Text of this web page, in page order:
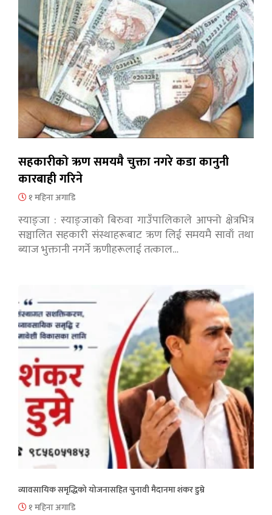
सहकारीको ऋण समयमै चुक्ता नगरे कडा कानुनी
कारबाही गरिने
१ महिना अगाडि
स्याङ्जा : स्याङ्जाको बिरुवा गाउँपालिकाले आफ्नो क्षेत्रभित्र
सञ्चालित सहकारी संस्थाहरूबाट ऋण लिई समयमै सावाँ तथा
ब्याज भुक्तानी नगर्ने ऋणीहरूलाई तत्काल…
व्यावसायिक समृद्धिको योजनासहित चुनावी मैदानमा शंकर डुम्रे
१ महिना अगाडि